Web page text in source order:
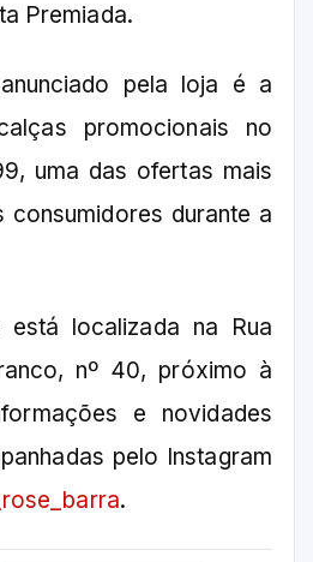
Premiada.
pela loja é a
promocionais no
uma das ofertas mais
consumidores durante a
localizada na Rua
nº 40, próximo à
e novidades
pelo Instagram
.